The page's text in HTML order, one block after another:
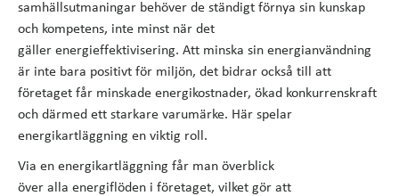
samhällsutmaningar behöver de ständigt förnya sin kunskap
och kompetens, inte minst när det
gäller energieffektivisering. Att minska sin energianvändning
är inte bara positivt för miljön, det bidrar också till att
företaget får minskade energikostnader, ökad konkurrenskraft
och därmed ett starkare varumärke. Här spelar
energikartläggning en viktig roll.
Via en energikartläggning får man överblick
över alla energiflöden i företaget, vilket gör att